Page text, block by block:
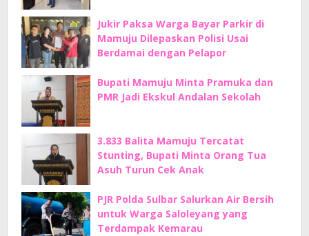
Jukir Paksa Warga Bayar Parkir di
Mamuju Dilepaskan Polisi Usai
Berdamai dengan Pelapor
Bupati Mamuju Minta Pramuka dan
PMR Jadi Ekskul Andalan Sekolah
3.833 Balita Mamuju Tercatat
Stunting, Bupati Minta Orang Tua
Asuh Turun Cek Anak
PJR Polda Sulbar Salurkan Air Bersih
untuk Warga Saloleyang yang
Terdampak Kemarau